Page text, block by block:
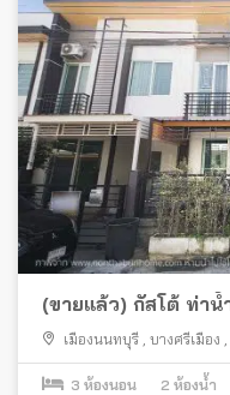
(ขายแล้ว) กัสโต้ ท่า
เมืองนนทบุรี บางศรีเมือง
3 ห้องนอน 2 ห้องน้ำ